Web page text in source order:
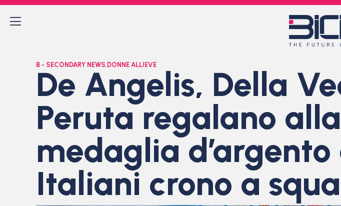
B - SECONDARY NEWS, DONNE ALLIEVE
De Angelis, Della
Peruta regalano
medaglia
Italiani crono a